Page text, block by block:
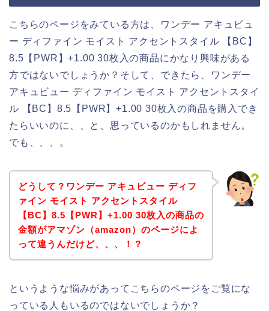
こちらのページをみている方は、ワンデー アキュビュ
ー ディファイン モイスト アクセントスタイル 【BC】
8.5【PWR】+1.00 30枚入の商品にかなり興味がある
方ではないでしょうか？そして、できたら、ワンデー
アキュビュー ディファイン モイスト アクセントスタイ
ル 【BC】8.5【PWR】+1.00 30枚入の商品を購入でき
たらいいのに、、と、思っているのかもしれません。
でも、、、。
どうして？ワンデー アキュビュー ディフ
ァイン モイスト アクセントスタイル
【BC】8.5【PWR】+1.00 30枚入の商品の
金額がアマゾン（amazon）のページによ
って違うんだけど、、、！？
というような悩みがあってこちらのページをご覧にな
っている人もいるのではないでしょうか？